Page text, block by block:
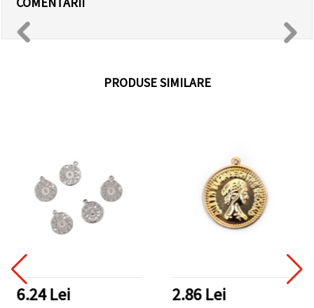
PRODUSE SIMILARE
6.24 Lei 2.86 Lei